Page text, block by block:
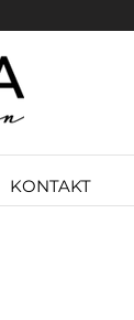
KONTAKT